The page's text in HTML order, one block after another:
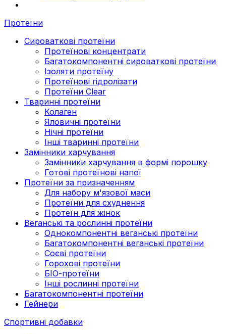
Протеїни
Сироваткові протеїни
Протеїнові концентрати
Багатокомпонентні сироваткові протеїни
Ізоляти протеїну
Протеїнові гідролізати
Протеїни Clear
Тваринні протеїни
Колаген
Яловичні протеїни
Нічні протеїни
Інші тваринні протеїни
Замінники харчування
Замінники харчування в формі порошку
Готові протеїнові напої
Протеїни за призначенням
Для набору м'язової маси
Протеїни для схуднення
Протеїн для жінок
Веганські та рослинні протеїни
Однокомпонентні веганські протеїни
Багатокомпонентні веганські протеїни
Cоєві протеїни
Горохові протеїни
БІО-протеїни
Інші рослинні протеїни
Багатокомпонентні протеїни
Гейнери
Спортивні добавки